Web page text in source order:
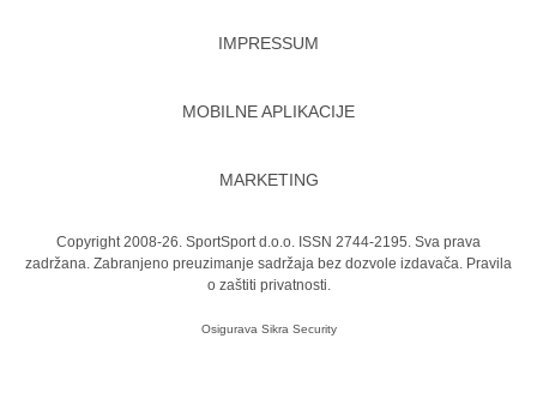
IMPRESSUM
MOBILNE APLIKACIJE
MARKETING
Copyright 2008-26. SportSport d.o.o. ISSN 2744-2195. Sva prava
zadržana. Zabranjeno preuzimanje sadržaja bez dozvole izdavača. Pravila
o zaštiti privatnosti.
Osigurava Sikra Security